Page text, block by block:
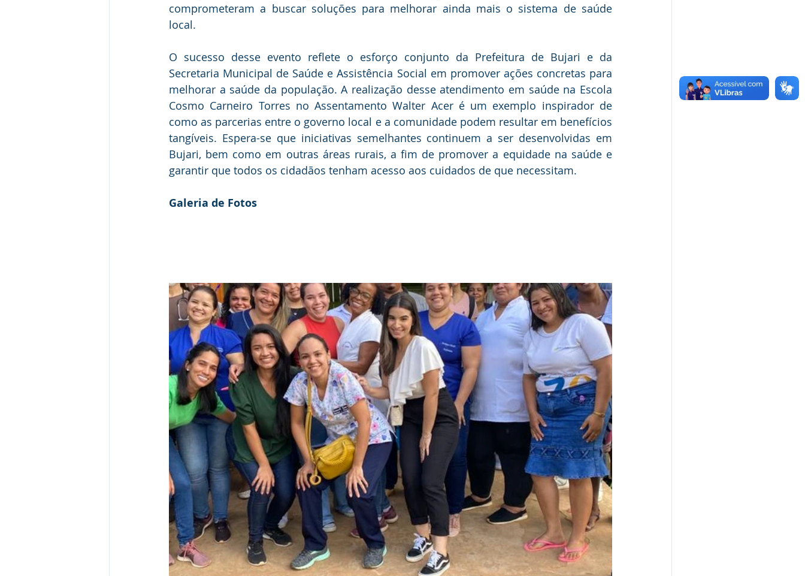
comprometeram a buscar soluções para melhorar ainda mais o sistema de saúde
local.
O sucesso desse evento reflete o esforço conjunto da Prefeitura de Bujari e da
Secretaria Municipal de Saúde e Assistência Social em promover ações concretas para
melhorar a saúde da população. A realização desse atendimento em saúde na Escola
Cosmo Carneiro Torres no Assentamento Walter Acer é um exemplo inspirador de
como as parcerias entre o governo local e a comunidade podem resultar em benefícios
tangíveis. Espera-se que iniciativas semelhantes continuem a ser desenvolvidas em
Bujari, bem como em outras áreas rurais, a fim de promover a equidade na saúde e
garantir que todos os cidadãos tenham acesso aos cuidados de que necessitam.
Galeria de Fotos